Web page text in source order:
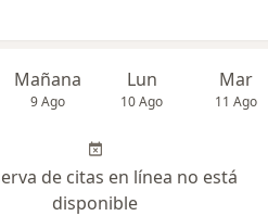
Mañana
9 Ago
Lun
10 Ago
Mar
11 Ago
de citas en línea no está
disponible